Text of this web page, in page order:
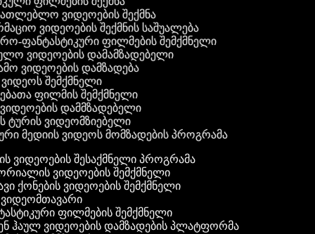
ვიდეოების შექმნა
ვიდეოების შექმნის საშუალება
ფანტასტიკური ფილმების შემქმნელი
ვიდეოების დამამზადებელი
ვიდეოების დამზადება
ვიდეოს შემქმნელი
ფილმის შემქმნელი
ვიდეოების დამმზადებელი
ტურის ვიდეომზიებელი
მედიის ვიდეოს მომზადების პროგრამა
ვიდეოების შესაქმნელი პროგრამა
ვიდეოების შემქმნელი
ქონების ვიდეოების შემქმნელი
ფილმების შემქმნელი
ჰაულ ვიდეოების დამზადების პლატფორმა